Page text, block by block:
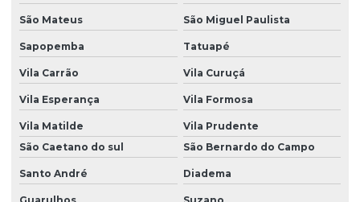
São Mateus São Miguel Paulista
Sapopemba Tatuapé
Vila Carrão Vila Curuçá
Vila Esperança Vila Formosa
Vila Matilde
Vila Prudente
São Caetano do sul
São Bernardo do Campo
Santo André Diadema